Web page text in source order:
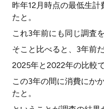
昨年12月時点の最低生
たと。
これ3年前にも同じ調査を
そこと比べると、3年前
2025年と2022年の比較で
この3年の間に消費にか
たと。